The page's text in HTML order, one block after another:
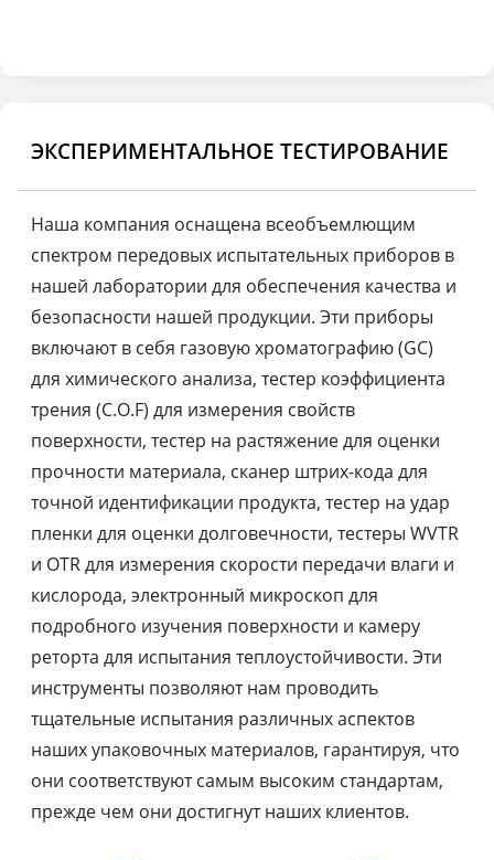
ЭКСПЕРИМЕНТАЛЬНОЕ ТЕСТИРОВАНИЕ
Наша компания оснащена всеобъемлющим
спектром передовых испытательных приборов в
нашей лаборатории для обеспечения качества и
безопасности нашей продукции. Эти приборы
включают в себя газовую хроматографию (GC)
для химического анализа, тестер коэффициента
трения (C.O.F) для измерения свойств
поверхности, тестер на растяжение для оценки
прочности материала, сканер штрих-кода для
точной идентификации продукта, тестер на удар
пленки для оценки долговечности, тестеры WVTR
и OTR для измерения скорости передачи влаги и
кислорода, электронный микроскоп для
подробного изучения поверхности и камеру
реторта для испытания теплоустойчивости. Эти
инструменты позволяют нам проводить
тщательные испытания различных аспектов
наших упаковочных материалов, гарантируя, что
они соответствуют самым высоким стандартам,
прежде чем они достигнут наших клиентов.